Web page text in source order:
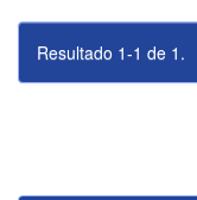
Resultado 1-1 de 1.